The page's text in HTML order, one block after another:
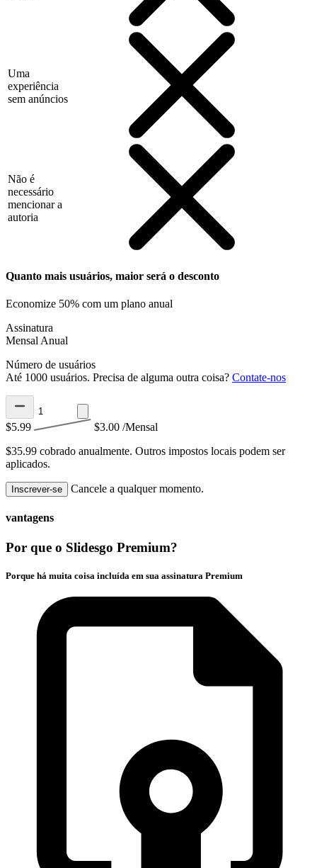
Uma
experiência
sem anúncios
Não é
necessário
mencionar a
autoria
Quanto mais usuários, maior será o desconto
Economize 50% com um plano anual
Assinatura
Mensal Anual
Número de usuários
Até 1000 usuários. Precisa de alguma outra coisa? Contate-nos
$5.99 $3.00 /Mensal
$35.99 cobrado anualmente. Outros impostos locais podem ser
aplicados.
Inscrever-se Cancele a qualquer momento.
vantagens
Por que o Slidesgo Premium?
Porque há muita coisa incluída em sua assinatura Premium